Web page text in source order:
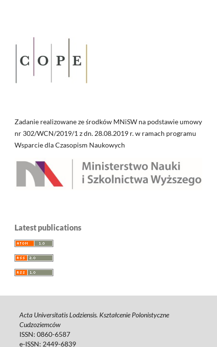
Zadanie realizowane ze środków MNiSW na podstawie umowy
nr 302/WCN/2019/1 z dn. 28.08.2019 r. w ramach programu
Wsparcie dla Czasopism Naukowych
Latest publications
Acta Universitatis Lodziensis. Kształcenie Polonistyczne
Cudzoziemców
ISSN: 0860-6587
e-ISSN: 2449-6839